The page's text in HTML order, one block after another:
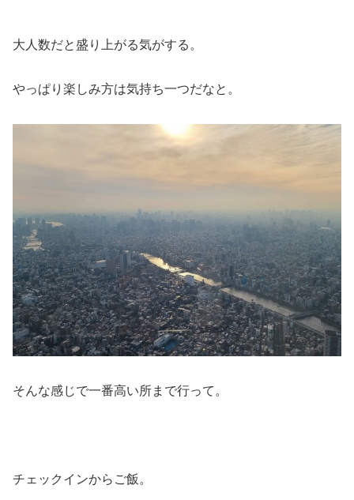
大人数だと盛り上がる気がする。
やっぱり楽しみ方は気持ち一つだなと。
そんな感じで一番高い所まで行って。
チェックインからご飯。